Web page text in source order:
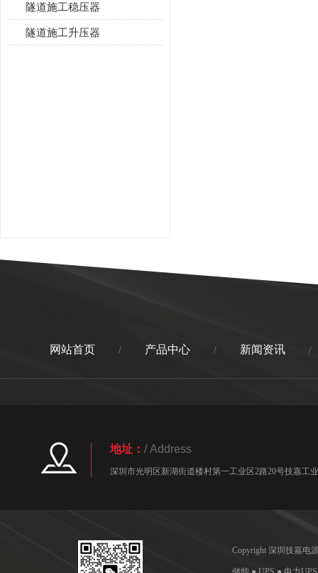
隧道施工稳压器
隧道施工升压器
网站首页 / 产品中心 / 新闻资讯 /
地址： / Address
深圳市光明区新湖街道楼村第一工业区2路20号技嘉工
Copyright 深圳技嘉电